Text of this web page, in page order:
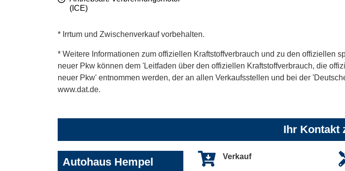
(ICE)
* Irrtum und Zwischenverkauf vorbehalten.
* Weitere Informationen zum offiziellen Kraftstoffverbrauch und zu den offiziellen
neuer Pkw können dem 'Leitfaden über den offiziellen Kraftstoffverbrauch, die
neuer Pkw' entnommen werden, der an allen Verkaufsstellen und bei der
www.dat.de.
Ihr Kontakt
Autohaus Hempel Verkauf